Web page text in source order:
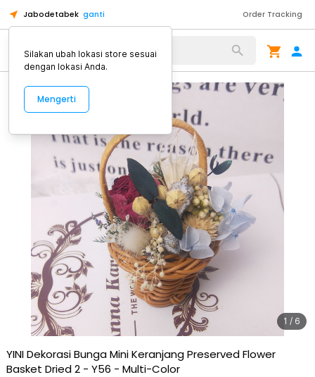
Jabodetabek ganti Order Tracking
Alat Kopi
1 / 6
YINI Dekorasi Bunga Mini Keranjang Preserved Flower
Basket Dried 2 - Y56 - Multi-Color
Silakan ubah lokasi store sesuai
dengan lokasi Anda.
Mengerti